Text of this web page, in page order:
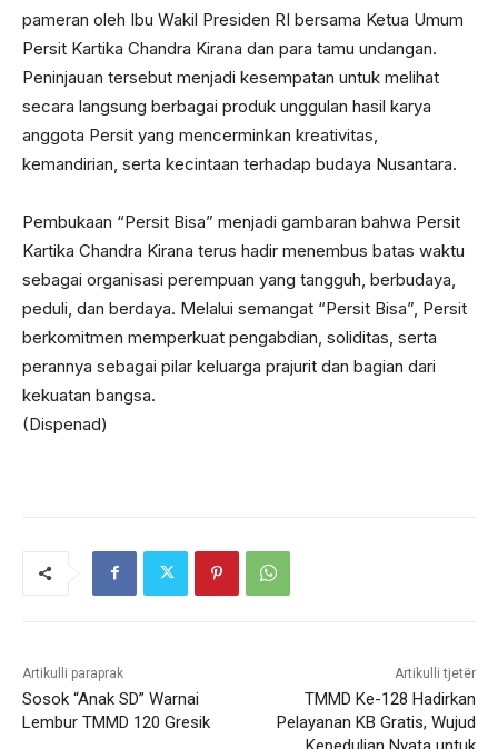
pameran oleh Ibu Wakil Presiden RI bersama Ketua Umum
Persit Kartika Chandra Kirana dan para tamu undangan.
Peninjauan tersebut menjadi kesempatan untuk melihat
secara langsung berbagai produk unggulan hasil karya
anggota Persit yang mencerminkan kreativitas,
kemandirian, serta kecintaan terhadap budaya Nusantara.
Pembukaan “Persit Bisa” menjadi gambaran bahwa Persit
Kartika Chandra Kirana terus hadir menembus batas waktu
sebagai organisasi perempuan yang tangguh, berbudaya,
peduli, dan berdaya. Melalui semangat “Persit Bisa”, Persit
berkomitmen memperkuat pengabdian, soliditas, serta
perannya sebagai pilar keluarga prajurit dan bagian dari
kekuatan bangsa.
(Dispenad)
Artikulli paraprak
Sosok “Anak SD” Warnai
Lembur TMMD 120 Gresik
Artikulli tjetër
TMMD Ke-128 Hadirkan
Pelayanan KB Gratis, Wujud